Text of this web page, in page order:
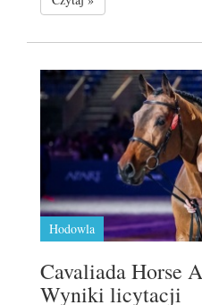
Hodowla
Cavaliada Horse
Wyniki licytacji